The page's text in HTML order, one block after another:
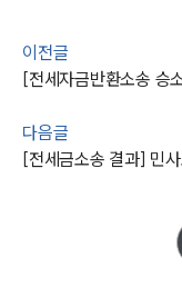
이전글
다음글